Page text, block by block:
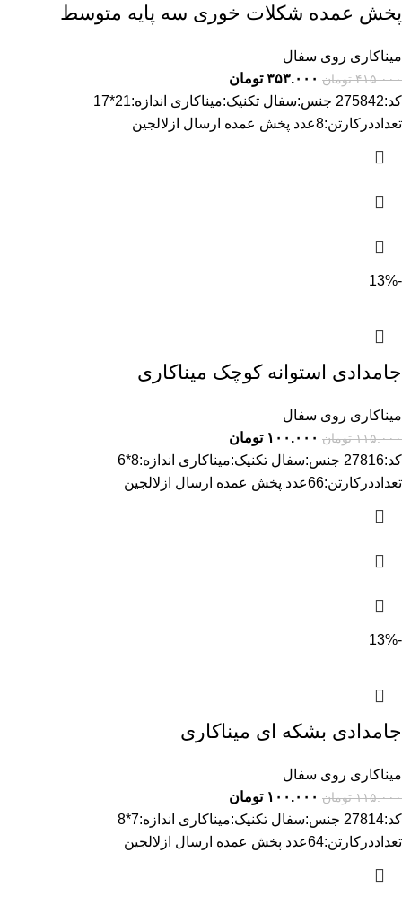
پخش عمده شکلات خوری سه پایه متوسط
میناکاری روی سفال
۴۱۵.۰۰۰ تومان ۳۵۳.۰۰۰ تومان
کد:275842 جنس:سفال تکنیک:میناکاری اندازه:21*17
تعداددرکارتن:8عدد پخش عمده ارسال ازلالجین
-13%
جامدادی استوانه کوچک میناکاری
میناکاری روی سفال
۱۱۵.۰۰۰ تومان ۱۰۰.۰۰۰ تومان
کد:27816 جنس:سفال تکنیک:میناکاری اندازه:8*6
تعداددرکارتن:66عدد پخش عمده ارسال ازلالجین
-13%
جامدادی بشکه ای میناکاری
میناکاری روی سفال
۱۱۵.۰۰۰ تومان ۱۰۰.۰۰۰ تومان
کد:27814 جنس:سفال تکنیک:میناکاری اندازه:7*8
تعداددرکارتن:64عدد پخش عمده ارسال ازلالجین